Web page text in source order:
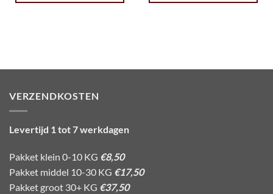
VERZENDKOSTEN
Levertijd 1 tot 7 werkdagen
Pakket klein 0-10 KG €8,50
Pakket middel 10-30 KG €17,50
Pakket groot 30+ KG €37,50